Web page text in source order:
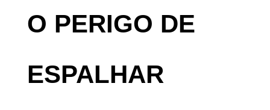
O PERIGO DE
ESPALHAR